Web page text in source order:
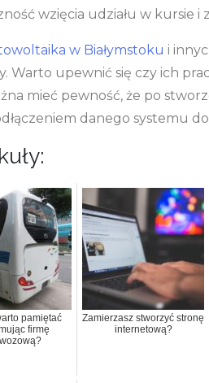
wzięcia udziału w kursie i
w Białymstoku i
Warto upewnić się czy ich
mieć pewność, że po
danego systemu do
pamiętać
firmę
Zamierzasz stworzyć stronę
internetową?